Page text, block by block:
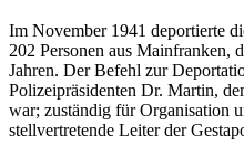
Im November 1941 deportierte
202 Personen aus Mainfranken,
Jahren. Der Befehl zur
Polizeipräsidenten Dr. Martin,
war; zuständig für Organisation
stellvertretende Leiter der